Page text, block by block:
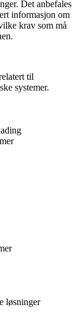
Det anbefales
informasjon om
krav som må
til
systemer.
løsninger